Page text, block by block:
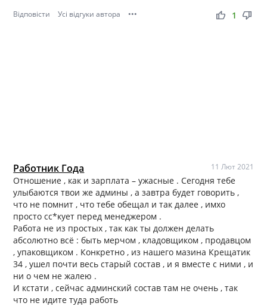
Відповісти Усі відгуки автора ••• thumb_up thumb_down
1
Работник Года 11 Лют 2021
Отношение , как и зарплата – ужасные . Сегодня тебе
улыбаются твои же админы , а завтра будет говорить ,
что не помнит , что тебе обещал и так далее , имхо
просто сс*кует перед менеджером .
Работа не из простых , так как ты должен делать
абсолютно всё : быть мерчом , кладовщиком , продавцом
, упаковщиком . Конкретно , из нашего мазина Крещатик
34 , ушел почти весь старый состав , и я вместе с ними , и
ни о чем не жалею .
И кстати , сейчас админский состав там не очень , так
что не идите туда работь